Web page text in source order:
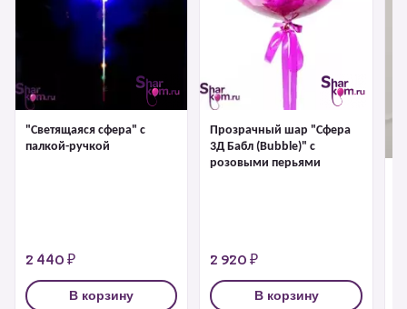
"Светящаяся сфера" с
палкой-ручкой
2 440 ₽
В корзину
Прозрачный шар "Сфера
3Д Бабл (Bubble)" с
розовыми перьями
2 920 ₽
В корзину